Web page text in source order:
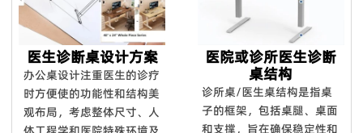
医生诊断桌设计方案
办公桌设计注重医生的诊疗
时方便使的功能性和结构美
观布局，考虑整体尺寸、人
医院或诊所医生诊断
桌结构
诊所桌/医生桌结构是指桌
子的框架，包括桌腿、桌面
和支撑，旨在确保稳定性和
Q9：你们能对你们的产品提供保修吗？
是的，我们对**产品提供 100% 满意保证。我们可以提供 5 年
的保证。
Q10：您可以进行定制吗？
我们拥有强大的开发工具来映射自定义功能。